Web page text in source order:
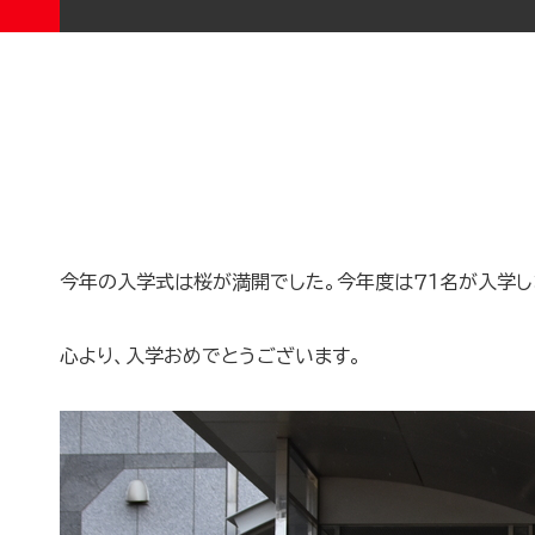
今年の入学式は桜が満開でした。今年度は７１名が入学し
心より、入学おめでとうございます。